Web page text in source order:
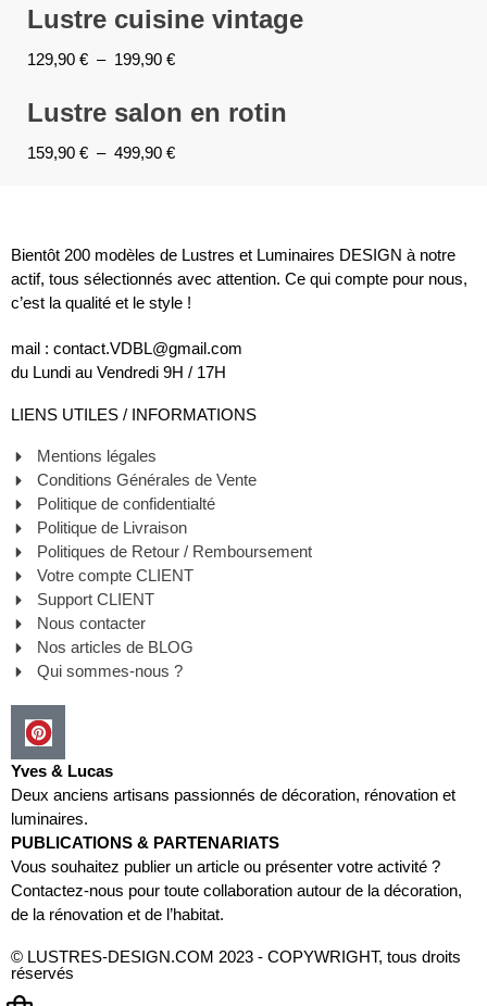
Lustre cuisine vintage
129,90 € – 199,90 €
Lustre salon en rotin
159,90 € – 499,90 €
Bientôt 200 modèles de Lustres et Luminaires DESIGN à notre
actif, tous sélectionnés avec attention. Ce qui compte pour nous,
c’est la qualité et le style !
mail : contact.VDBL@gmail.com
du Lundi au Vendredi 9H / 17H
LIENS UTILES / INFORMATIONS
Mentions légales
Conditions Générales de Vente
Politique de confidentialté
Politique de Livraison
Politiques de Retour / Remboursement
Votre compte CLIENT
Support CLIENT
Nous contacter
Nos articles de BLOG
Qui sommes-nous ?
Yves & Lucas
Deux anciens artisans passionnés de décoration, rénovation et
luminaires.
PUBLICATIONS & PARTENARIATS
Vous souhaitez publier un article ou présenter votre activité ?
Contactez-nous pour toute collaboration autour de la décoration,
de la rénovation et de l’habitat.
© LUSTRES-DESIGN.COM 2023 - COPYWRIGHT, tous droits
réservés